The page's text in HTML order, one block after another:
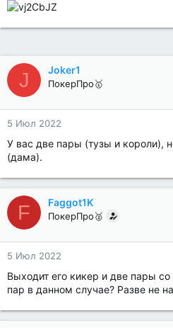
J Joker1
ПокерПро🥇
5 Июл 2022
У вас две пары (тузы и короли),
(дама).
F Faggot1K
ПокерПро🥈
5 Июл 2022
Выходит его кикер и две пары
пар в данном случае? Разве не